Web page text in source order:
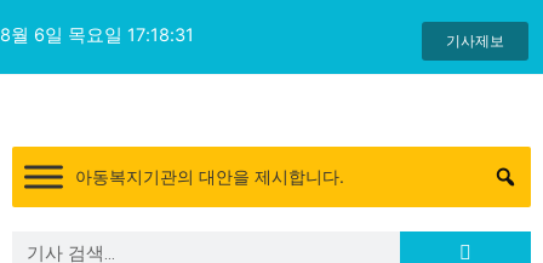
텐
츠
8월 6일 목요일 17:18:31 기사제보
아동복지기관의 대안을 제시합니다.
Search Search